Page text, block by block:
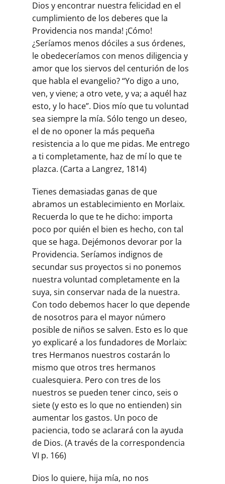
Dios y encontrar nuestra felicidad en el
cumplimiento de los deberes que la
Providencia nos manda! ¡Cómo!
¿Seríamos menos dóciles a sus órdenes,
le obedeceríamos con menos diligencia y
amor que los siervos del centurión de los
que habla el evangelio? “Yo digo a uno,
ven, y viene; a otro vete, y va; a aquél haz
esto, y lo hace”. Dios mío que tu voluntad
sea siempre la mía. Sólo tengo un deseo,
el de no oponer la más pequeña
resistencia a lo que me pidas. Me entrego
a ti completamente, haz de mí lo que te
plazca. (Carta a Langrez, 1814)
Tienes demasiadas ganas de que
abramos un establecimiento en Morlaix.
Recuerda lo que te he dicho: importa
poco por quién el bien es hecho, con tal
que se haga. Dejémonos devorar por la
Providencia. Seríamos indignos de
secundar sus proyectos si no ponemos
nuestra voluntad completamente en la
suya, sin conservar nada de la nuestra.
Con todo debemos hacer lo que depende
de nosotros para el mayor número
posible de niños se salven. Esto es lo que
yo explicaré a los fundadores de Morlaix:
tres Hermanos nuestros costarán lo
mismo que otros tres hermanos
cualesquiera. Pero con tres de los
nuestros se pueden tener cinco, seis o
siete (y esto es lo que no entienden) sin
aumentar los gastos. Un poco de
paciencia, todo se aclarará con la ayuda
de Dios. (A través de la correspondencia
VI p. 166)
Dios lo quiere, hija mía, no nos